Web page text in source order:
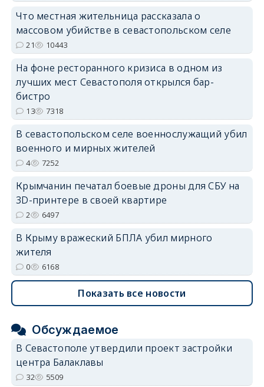
Что местная жительница рассказала о
массовом убийстве в севастопольском селе
21 10443
На фоне ресторанного кризиса в одном из
лучших мест Севастополя открылся бар-
бистро
13 7318
В севастопольском селе военнослужащий убил
военного и мирных жителей
4 7252
Крымчанин печатал боевые дроны для СБУ на
3D-принтере в своей квартире
2 6497
В Крыму вражеский БПЛА убил мирного
жителя
0 6168
Показать все новости
Обсуждаемое
В Севастополе утвердили проект застройки
центра Балаклавы
32 5509